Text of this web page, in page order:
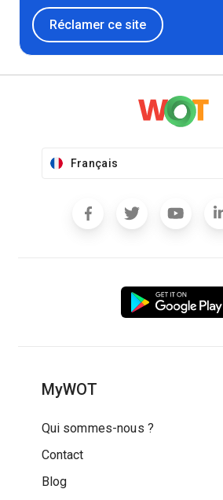
Réclamer ce site
Français
MyWOT
Qui sommes-nous ?
Contact
Blog